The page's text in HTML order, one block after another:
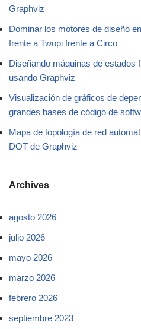
Graphviz
Dominar los motores de diseño
frente a Twopi frente a Circo
Diseñando máquinas de estados
usando Graphviz
Visualización de gráficos de
grandes bases de código de
Mapa de topología de red
DOT de Graphviz
Archives
agosto 2026
julio 2026
mayo 2026
marzo 2026
febrero 2026
septiembre 2023